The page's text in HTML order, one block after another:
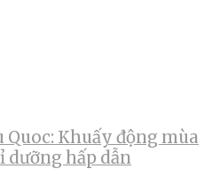
Khuấy động mùa
dưỡng hấp dẫn